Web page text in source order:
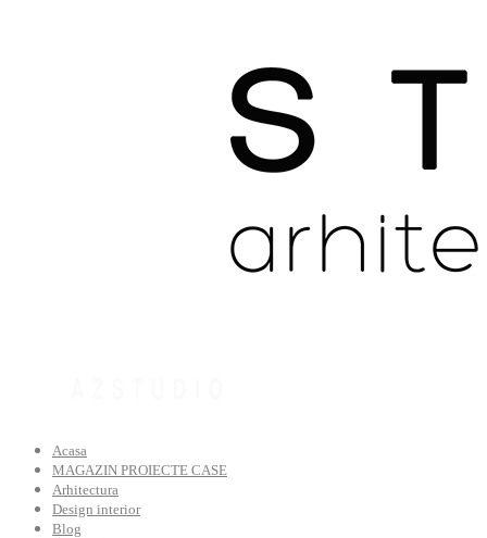
Acasa
MAGAZIN PROIECTE CASE
Arhitectura
Design interior
Blog